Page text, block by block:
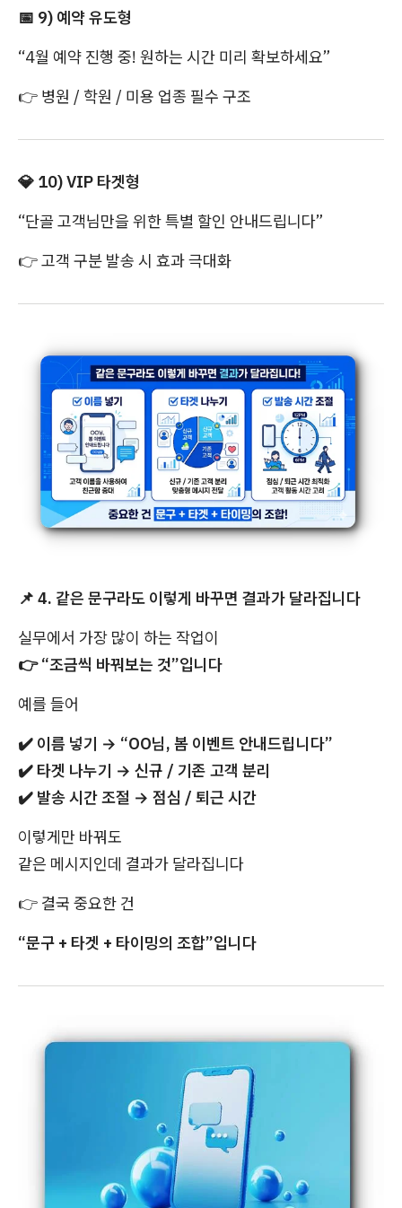
📅 9) 예약 유도형
“4월 예약 진행 중! 원하는 시간 미리 확보하세요”
👉 병원 / 학원 / 미용 업종 필수 구조
💎 10) VIP 타겟형
“단골 고객님만을 위한 특별 할인 안내드립니다”
👉고객 구분 발송 시 효과 극대화
📌 4. 같은 문구라도 이렇게 바꾸면 결과가 달라집니다
실무에서 가장 많이 하는 작업이
👉“조금씩 바꿔보는 것”입니다
예를 들어
✔️ 이름 넣기 → “OO님, 봄 이벤트 안내드립니다”
✔️타겟 나누기 → 신규 / 기존 고객 분리
✔️ 발송 시간 조절 → 점심 / 퇴근 시간
이렇게만 바꿔도
같은 메시지인데 결과가 달라집니다
👉 결국 중요한 건
“문구 + 타겟 + 타이밍의 조합”입니다